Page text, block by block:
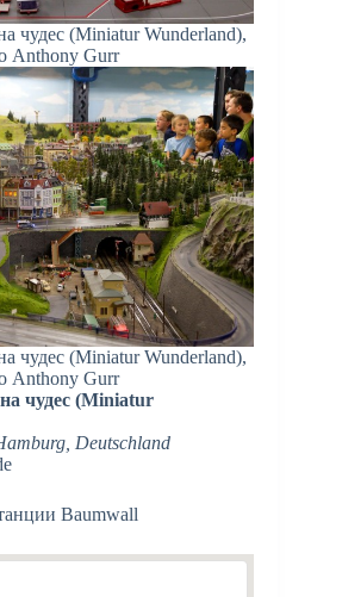
чудес (Miniatur Wunderland),
Anthony Gurr
чудес (Miniatur Wunderland),
Anthony Gurr
чудес (Miniatur
Deutschland
Baumwall